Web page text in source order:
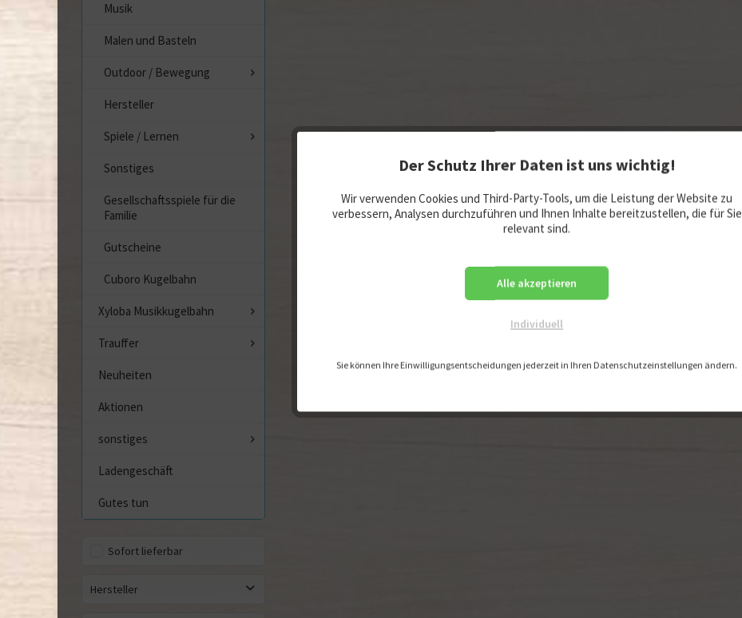
Der Schutz Ihrer Daten ist uns wichtig!
Wir verwenden Cookies und Third-Party-Tools, um die Leistung der Website zu
verbessern, Analysen durchzuführen und Ihnen Inhalte bereitzustellen, die für Sie
relevant sind.
Individuell
Alle akzeptieren
Sie können Ihre Einwilligungsentscheidungen jederzeit in Ihren Datenschutzeinstellungen ändern.
Musik
Malen und Basteln
Outdoor / Bewegung
Hersteller
Spiele / Lernen
Sonstiges
Gesellschaftsspiele für die
Familie
Gutscheine
Cuboro Kugelbahn
Xyloba Musikkugelbahn
Trauffer
Neuheiten
Aktionen
sonstiges
Ladengeschäft
Gutes tun
Sofort lieferbar
Hersteller